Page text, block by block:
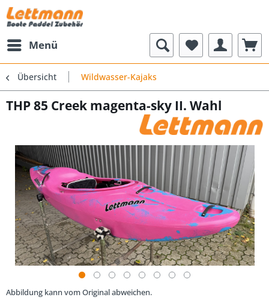
Menü
Übersicht Wildwasser-Kajaks
THP 85 Creek magenta-sky II. Wahl
Abbildung kann vom Original abweichen.